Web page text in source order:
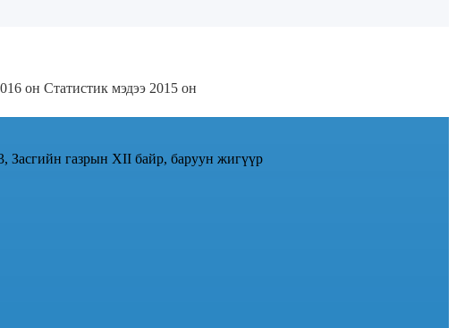
он Статистик мэдээ 2015 он
Засгийн газрын XII байр, баруун жигүүр